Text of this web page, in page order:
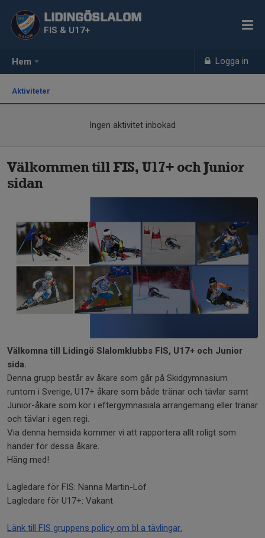
Hem Logga in
LIDINGÖSLALOM
FIS & U17+
Aktiviteter
Ingen aktivitet inbokad
Välkommen till FIS, U17+ och Junior
sidan
Välkomna till Lidingö Slalomklubbs FIS, U17+ och Junior
sida.
Denna grupp består av åkare som går på Skidgymnasium
runtom i Sverige, U17+ åkare som både tränar och tävlar samt
Junior-åkare som kör i eftergymnasiala arrangemang eller tränar
och tävlar i egen regi.
Via denna hemsida kommer vi att rapportera allt roligt som
händer för dessa åkare.
Häng med!
Lagledare för FIS: Nanna Martin-Löf
Lagledare för U17+: Vakant
Länk till FIS gruppens policy om bl a tävlingar.